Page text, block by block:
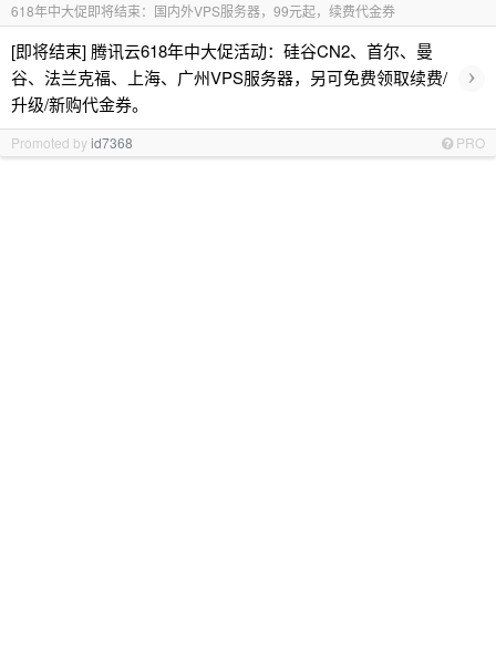
618年中大促即将结束：国内外VPS服务器，99元起，续费代金券
[即将结束] 腾讯云618年中大促活动：硅谷CN2、首尔、曼
谷、法兰克福、上海、广州VPS服务器，另可免费领取续费/
升级/新购代金券。
›
Promoted byid7368 PRO